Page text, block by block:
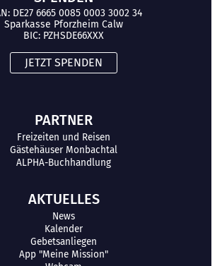
DE27 6665 0085 0003 3002 34
Sparkasse Pforzheim Calw
BIC: PZHSDE66XXX
JETZT SPENDEN
PARTNER
Freizeiten und Reisen
Gästehäuser Monbachtal
ALPHA-Buchhandlung
AKTUELLES
News
Kalender
Gebetsanliegen
App "Meine Mission"